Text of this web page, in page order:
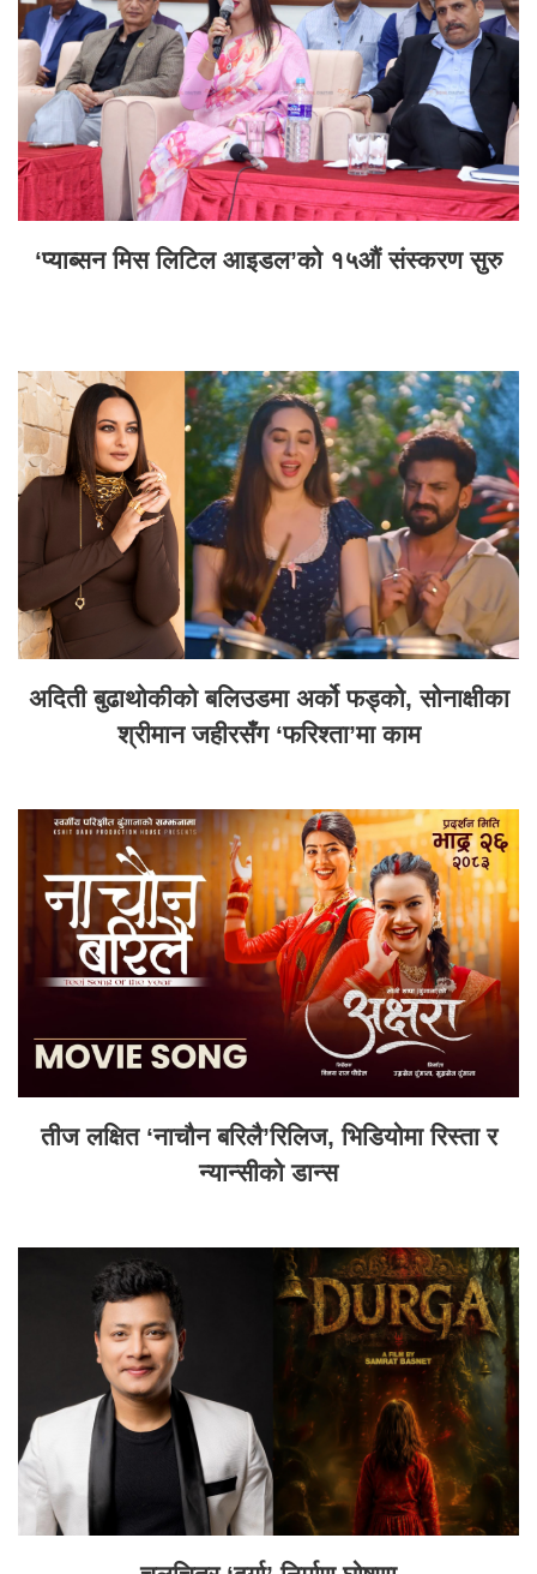
‘प्याब्सन मिस लिटिल आइडल’को १५औं संस्करण सुरु
अदिती बुढाथोकीको बलिउडमा अर्को फड्को, सोनाक्षीका
श्रीमान जहीरसँग ‘फरिश्ता’मा काम
तीज लक्षित ‘नाचौन बरिलै’रिलिज, भिडियोमा रिस्ता र
न्यान्सीको डान्स